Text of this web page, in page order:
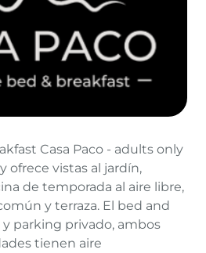
Casa Paco - adults only
ofrece vistas al jardín,
de temporada al aire libre,
y terraza. El bed and
parking privado, ambos
tienen aire